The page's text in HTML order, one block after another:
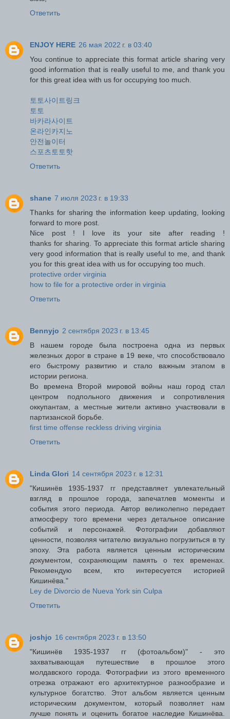
Ответить
ENJOY HERE 26 мая 2022 г. в 03:40
You continue to appreciate this format article sharing very
good information that is really useful to me, and thank you
for this great idea with us for occupying too much.
토토사이트링크
토토
바카라사이트
온라인카지노
안전놀이터
스포츠토토핫
Ответить
shane 7 июля 2023 г. в 19:33
Thanks for sharing the information keep updating, looking
forward to more post.
Nice post ! I love its your site after reading !
thanks for sharing. To appreciate this format article sharing
very good information that is really useful to me, and thank
you for this great idea with us for occupying too much.
protective order virginia
how to file for a protective order in virginia
Ответить
Bennyjo 2 сентября 2023 г. в 13:45
В нашем городе была построена одна из первых
железных дорог в стране в 19 веке, что способствовало
его быстрому развитию и стало важным этапом в
истории региона.
Во времена Второй мировой войны наш город стал
центром подпольного движения и сопротивления
оккупантам, а местные жители активно участвовали в
партизанской борьбе.
first time offense reckless driving virginia
Ответить
Linda Glori 14 сентября 2023 г. в 12:31
"Кишинёв 1935-1937 гг предстaвляет увлекательный
взгляд в прошлое города, запечатлев моменты и
события этого периода. Автор великолепно передает
атмосферу того времени через детальное описание
событий и персонажей. Фотографии добавляют
ценности, позволяя читателю визуально погрузиться в ту
эпоху. Эта работа является ценным историческим
документом, сохраняющим память о тех временах.
Рекомендую всем, кто интересуется историей
Кишинёва."
Ley de Divorcio de Nueva York sin Culpa
Ответить
joshjo 16 сентября 2023 г. в 13:50
"Кишинёв 1935-1937 гг (фотоальбом)" - это
захватывающая путешествие в прошлое этого
молдавского города. Фотографии из этого временного
отрезка отражают его архитектурное разнообразие и
культурное богатство. Этот альбом является ценным
историческим документом, который позволяет нам
лучше понять и оценить богатое наследие Кишинёва.